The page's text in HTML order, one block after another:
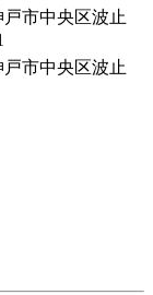
市中央区波止
市中央区波止